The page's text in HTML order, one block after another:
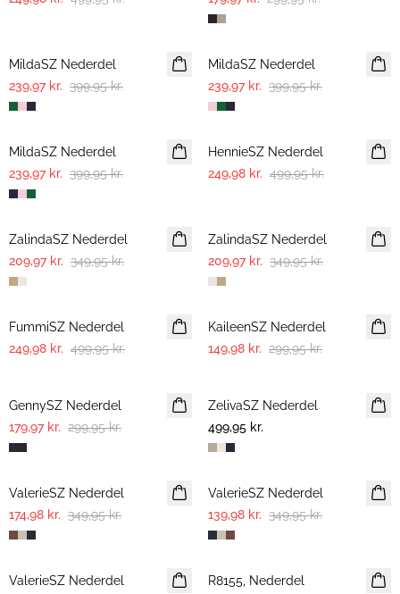
MildaSZ Nederdel
239,97 kr. 399,95 kr.
-40%
MildaSZ Nederdel
239,97 kr. 399,95 kr.
-40%
MildaSZ Nederdel
239,97 kr. 399,95 kr.
-50%
HennieSZ Nederdel
249,98 kr. 499,95 kr.
-40%
ZalindaSZ Nederdel
209,97 kr. 349,95 kr.
ZalindaSZ Nederdel
209,97 kr. 349,95 kr.
-50%
FummiSZ Nederdel
249,98 kr. 499,95 kr.
-50%
KaileenSZ Nederdel
149,98 kr. 299,95 kr.
GennySZ Nederdel
179,97 kr. 299,95 kr.
ZelivaSZ Nederdel
499,95 kr.
-50%
ValerieSZ Nederdel
174,98 kr. 349,95 kr.
-60%
ValerieSZ Nederdel
139,98 kr. 349,95 kr.
-60%
ValerieSZ Nederdel
-60%
R8155, Nederdel